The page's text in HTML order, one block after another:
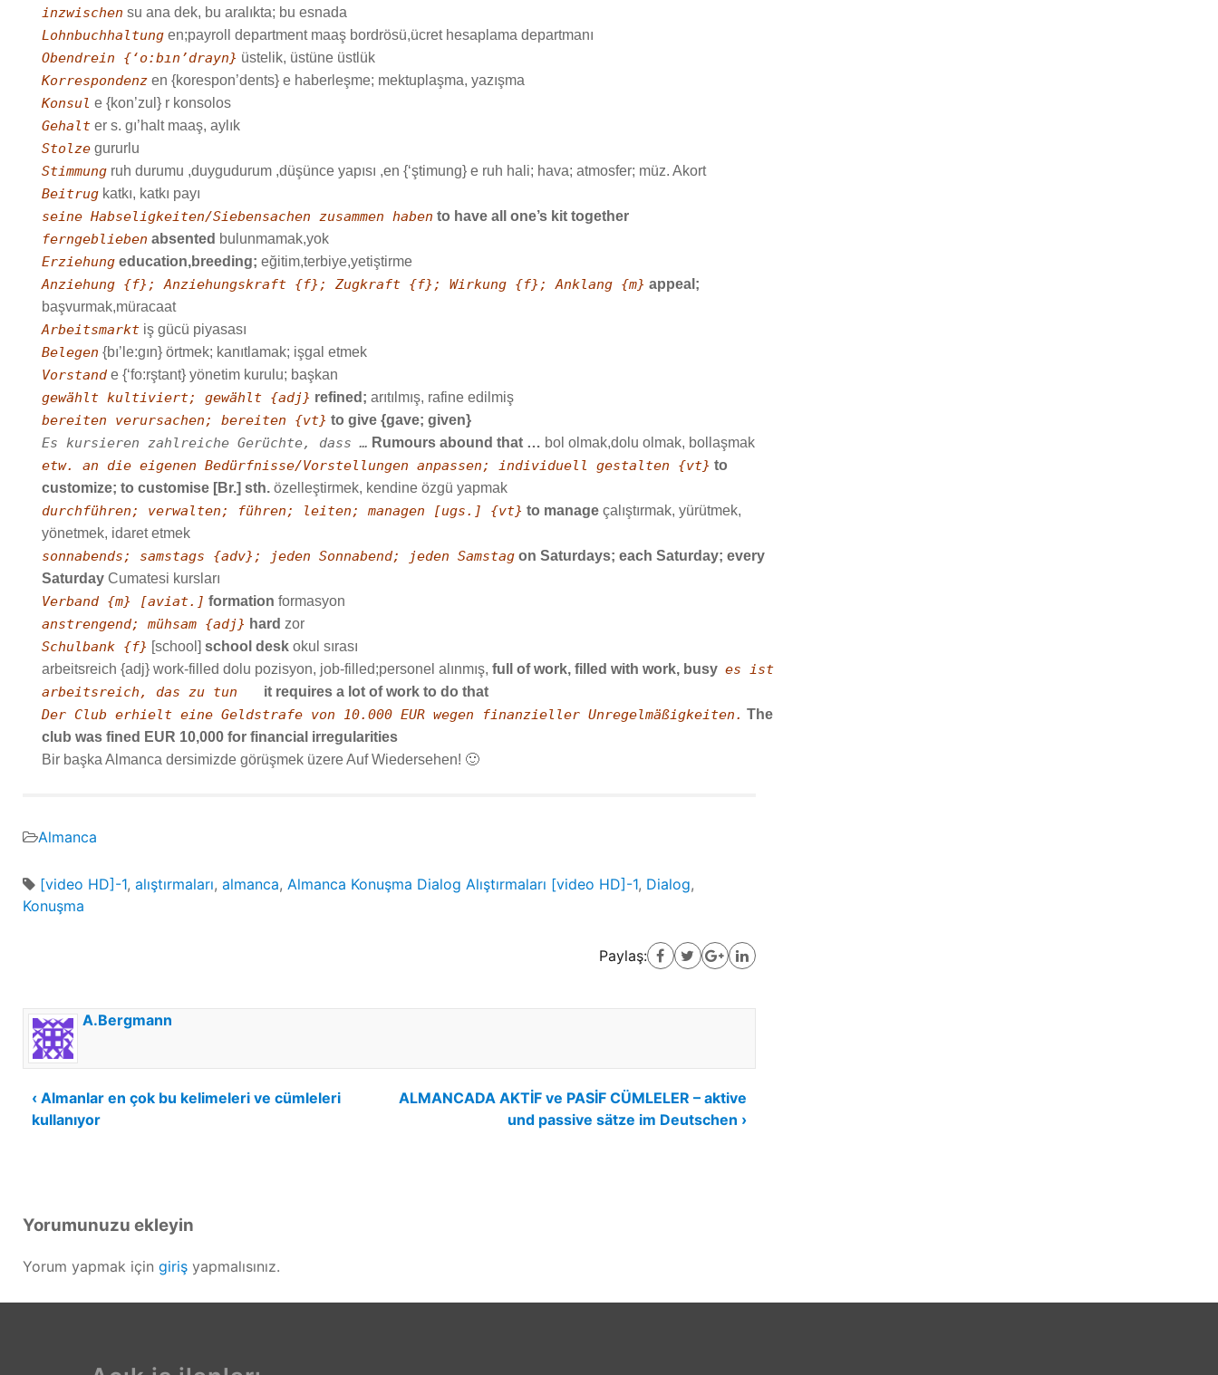
inzwischen su ana dek, bu aralıkta; bu esnada
Lohnbuchhaltungen;payroll department maaş bordrösü,ücret hesaplama departmanı
Obendrein {‘o:bın’drayn} üstelik, üstüne üstlük
Korrespondenzen {korespon’dents} e haberleşme; mektuplaşma, yazışma
Konsul e {kon’zul} r konsolos
Gehalter s. gı’halt maaş, aylık
Stolzegururlu
Stimmungruh durumu ,duygudurum ,düşünce yapısı ,en {‘ştimung} e ruh hali; hava; atmosfer; müz. Akort
Beitrugkatkı, katkı payı
seine Habseligkeiten/Siebensachen zusammen haben to have all one’s kit together
ferngeblieben absented bulunmamak,yok
Erziehung education,breeding; eğitim,terbiye,yetiştirme
Anziehung {f}; Anziehungskraft {f}; Zugkraft {f}; Wirkung {f}; Anklang {m} appeal;
başvurmak,müracaat
Arbeitsmarktiş gücü piyasası
Belegen {bı’le:gın} örtmek; kanıtlamak; işgal etmek
Vorstande {‘fo:rştant} yönetim kurulu; başkan
gewählt kultiviert; gewählt {adj} refined; arıtılmış, rafine edilmiş
bereiten verursachen; bereiten {vt} to give {gave; given}
Es kursieren zahlreiche Gerüchte, dass … Rumours abound that … bol olmak,dolu olmak, bollaşmak
etw. an die eigenen Bedürfnisse/Vorstellungen anpassen; individuell gestalten {vt} to
customize; to customise [Br.] sth.özelleştirmek, kendine özgü yapmak
durchführen; verwalten; führen; leiten; managen [ugs.] {vt} to manageçalıştırmak, yürütmek,
yönetmek, idaret etmek
sonnabends; samstags {adv}; jeden Sonnabend; jeden Samstag on Saturdays; each Saturday; every
SaturdayCumatesi kursları
Verband {m} [aviat.] formation formasyon
anstrengend; mühsam {adj} hard zor
Schulbank {f} [school] school deskokul sırası
arbeitsreich {adj} work-filled dolu pozisyon, job-filled;personel alınmış, full of work, filled with work, busy es ist
arbeitsreich, das zu tun
it requires a lot of work to do that
Der Club erhielt eine Geldstrafe von 10.000 EUR wegen finanzieller Unregelmäßigkeiten. The
club was fined EUR 10,000 for financial irregularities
Bir başka Almanca dersimizde görüşmek üzere Auf Wiedersehen! 🙂
Almanca
[video HD]-1, alıştırmaları, almanca, Almanca Konuşma Dialog Alıştırmaları [video HD]-1, Dialog,
Konuşma
Paylaş:
A.Bergmann
Yazı
gezinmesi
‹ Almanlar en çok bu kelimeleri ve cümleleri
kullanıyor
ALMANCADA AKTİF ve PASİF CÜMLELER – aktive
und passive sätze im Deutschen ›
Yorumunuzu ekleyin
Yorum yapmak için giriş yapmalısınız.